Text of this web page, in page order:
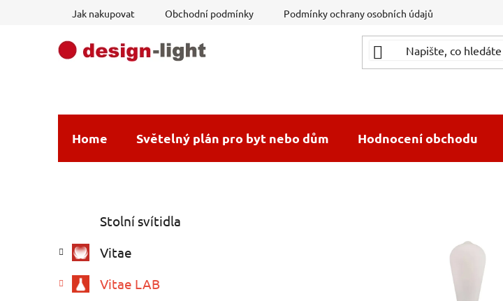
Jak nakupovat Obchodní podmínky Podmínky ochrany osobních údajů
Home Světelný plán pro byt nebo dům Hodnocení obchodu
s
r
kategorie
e
o
Stolní svítidla
Vitae
Vitae LAB